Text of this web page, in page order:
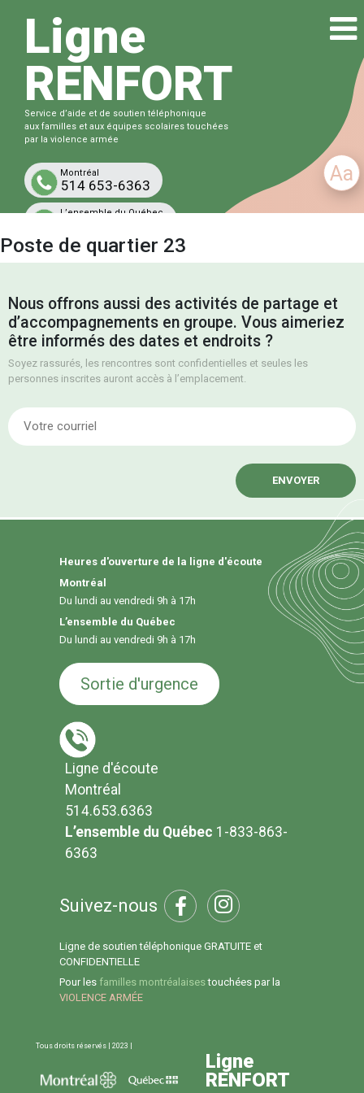
Aa
Ligne
RENFORT
Service d’aide et de soutien téléphonique
aux familles et aux équipes scolaires touchées
par la violence armée
Montréal
514 653-6363
L’ensemble du Québec
Gratuit et confidentiel
Ligne d'écoute 514.653.6363
Poste de quartier 23
Nous offrons aussi des activités de partage et
d’accompagnements en groupe. Vous aimeriez
être informés des dates et endroits ?
Soyez rassurés, les rencontres sont confidentielles et seules les
personnes inscrites auront accès à l’emplacement.
Heures d'ouverture de la ligne d'écoute
Montréal
Du lundi au vendredi 9h à 17h
L’ensemble du Québec
Du lundi au vendredi 9h à 17h
Sortie d'urgence
Ligne d'écoute
Montréal
514.653.6363
L’ensemble du Québec 1-833-863-
6363
Suivez-nous
Ligne de soutien téléphonique GRATUITE et
CONFIDENTIELLE
Pour les familles montréalaisestouchées par la
VIOLENCE ARMÉE
Tous droits réservés | 2023 |
Ligne
RENFORT